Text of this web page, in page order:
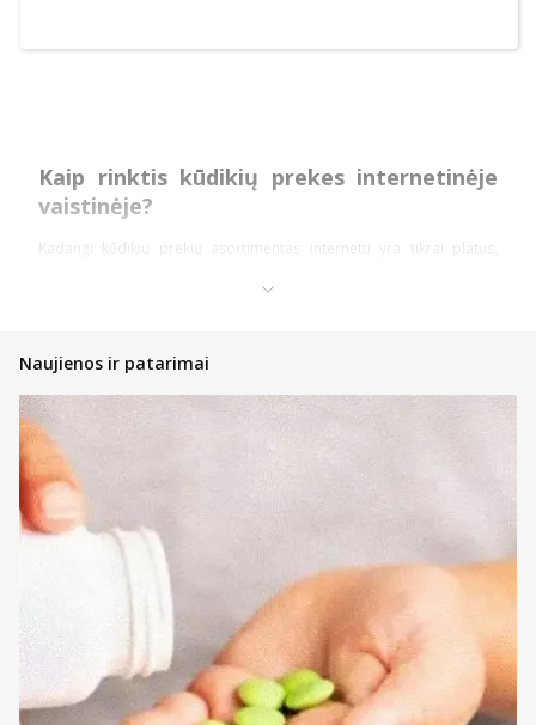
Kaip rinktis kūdikių prekes internetinėje
vaistinėje?
Kadangi kūdikių prekių asortimentas internetu yra tikrai platus,
įžvalgos dažniausiai nurodomos konkrečios grupės prekių
tiesioginis pokalbis su konsultantais.
Perkant internetu – jūsų patogumui veikia internetinės vaistinės
filtrai bei prekių rikiavimo įrankis. Filtras leidžia kuo greičiau
sumažinti rodomų rezultatų kiekį, kad greičiau rastumėte prekes,
kurių nauda kūdikiams yra būtent tokia, kokios tikitės. Susiaurinkite
rodomų rezultatų kiekį pagal: kategoriją, kainą, prekės ženklą ar
registraciją. Susiaurintas pasirinkimas palengvins galimybę rinktis.
Na, o rikiavimo įrankis leidžia perkantiems internetu greičiau rasti
geriausiai vertinamas, pigiau arba brangiau kainuojančias prekes
bei rikiuoti pagal pavadinimus. Šitaip sumažėjus rodomų prekių
sąrašui galima dar greičiau rasti tai, ko reikia.
Atkreipkite dėmesį ir į prekių ženklinimą.
E-Pasiūlymas – tai ypatinga kaina ar išskirtinės sąlygos
perkant kūdikių prekes internetu
E-Prekė – tai vaikiškos prekės, kurias įsigyti galite tik
Naujienos ir patarimai